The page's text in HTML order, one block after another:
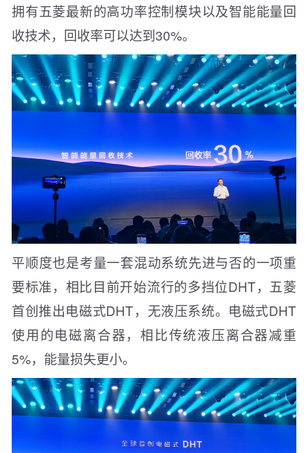
拥有五菱最新的高功率控制模块以及智能能量回
收技术，回收率可以达到30%。
平顺度也是考量一套混动系统先进与否的一项重
要标准，相比目前开始流行的多挡位DHT，五菱
首创推出电磁式DHT，无液压系统。电磁式DHT
使用的电磁离合器，相比传统液压离合器减重
5%，能量损失更小。